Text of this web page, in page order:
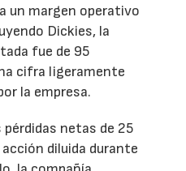
un margen operativo
Dickies, la
fue de 95
cifra ligeramente
la empresa.
netas de 25
diluida durante